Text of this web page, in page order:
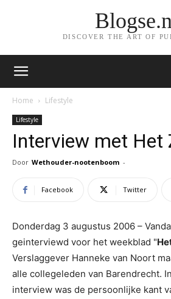
DISCOVER THE ART OF
Home Lifestyle
Lifestyle
Interview met Het
Door Wethouder-nootenboom -
Facebook Twitter
Donderdag 3 augustus 2006 –
geinterviewd voor het weekblad "
Verslaggever Hanneke van Noort
alle collegeleden van Barendrecht.
interview was de persoonlijke kant